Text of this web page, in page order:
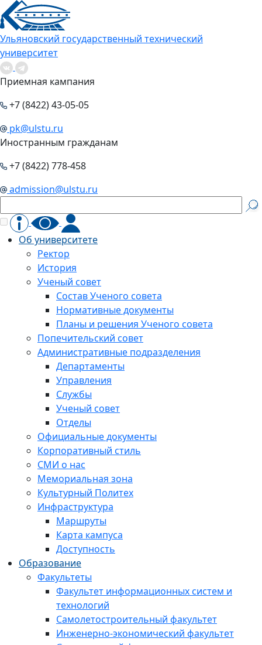
Ульяновский государственный технический
университет
Приемная кампания
+7 (8422) 43-05-05
pk@ulstu.ru
Иностранным гражданам
+7 (8422) 778-458
admission@ulstu.ru
Об университете
Ректор
История
Ученый совет
Состав Ученого совета
Нормативные документы
Планы и решения Ученого совета
Попечительский совет
Административные подразделения
Департаменты
Управления
Службы
Ученый совет
Отделы
Официальные документы
Корпоративный стиль
СМИ о нас
Мемориальная зона
Культурный Политех
Инфраструктура
Маршруты
Карта кампуса
Доступность
Образование
Факультеты
Факультет информационных систем и
технологий
Самолетостроительный факультет
Инженерно-экономический факультет